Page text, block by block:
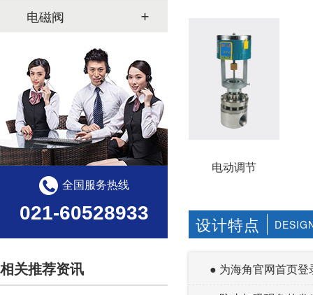
电动调节
设计特点
● 为海角官网首页
电磁阀
全国服务热线
021-60528933
相关推荐资讯